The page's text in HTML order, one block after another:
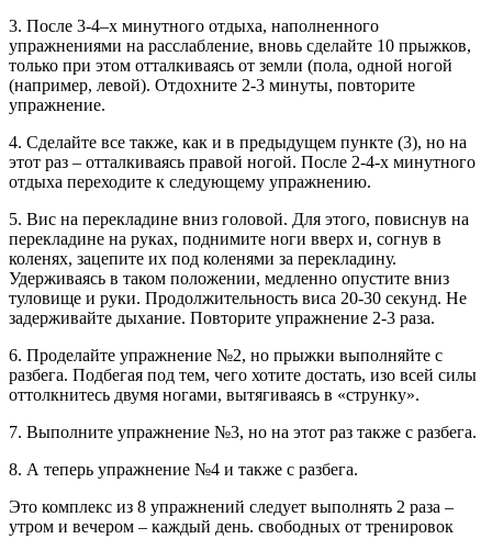
3. После 3-4–х минутного отдыха, наполненного
упражнениями на расслабление, вновь сделайте 10 прыжков,
только при этом отталкиваясь от земли (пола, одной ногой
(например, левой). Отдохните 2-3 минуты, повторите
упражнение.
4. Сделайте все также, как и в предыдущем пункте (3), но на
этот раз – отталкиваясь правой ногой. После 2-4-х минутного
отдыха переходите к следующему упражнению.
5. Вис на перекладине вниз головой. Для этого, повиснув на
перекладине на руках, поднимите ноги вверх и, согнув в
коленях, зацепите их под коленями за перекладину.
Удерживаясь в таком положении, медленно опустите вниз
туловище и руки. Продолжительность виса 20-30 секунд. Не
задерживайте дыхание. Повторите упражнение 2-3 раза.
6. Проделайте упражнение №2, но прыжки выполняйте с
разбега. Подбегая под тем, чего хотите достать, изо всей силы
оттолкнитесь двумя ногами, вытягиваясь в «струнку».
7. Выполните упражнение №3, но на этот раз также с разбега.
8. А теперь упражнение №4 и также с разбега.
Это комплекс из 8 упражнений следует выполнять 2 раза –
утром и вечером – каждый день. свободных от тренировок